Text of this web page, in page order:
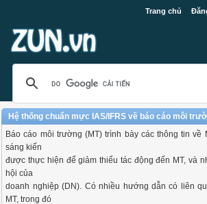
Trang chủ
Hệ thống chuẩn mực IAS/IFRS về báo cáo môi
Báo cáo môi trường (MT) trình bày các thông tin về
sáng kiến
được thực hiện để giảm thiểu tác động đến MT, và
hội của
doanh nghiệp (DN). Có nhiều hướng dẫn có liên
MT, trong đó